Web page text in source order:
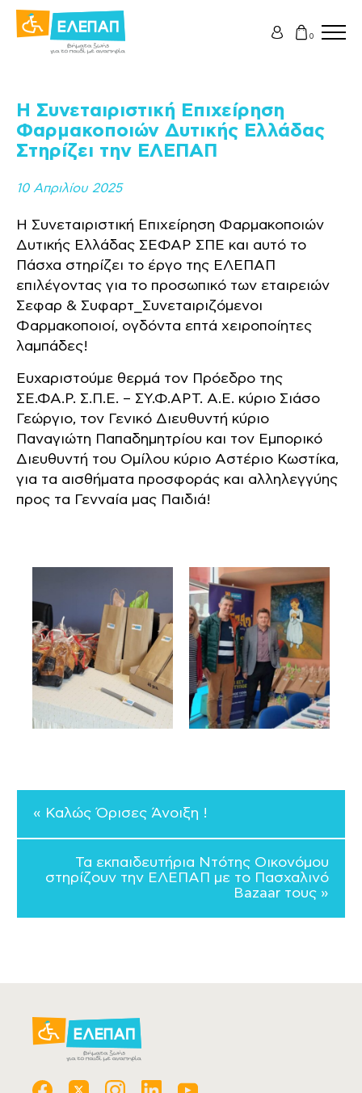
0
Η Συνεταιριστική Επιχείρηση
Φαρμακοποιών Δυτικής Ελλάδας
Στηρίζει την ΕΛΕΠΑΠ
10 Απριλίου 2025
Η Συνεταιριστική Επιχείρηση Φαρμακοποιών
Δυτικής Ελλάδας ΣΕΦΑΡ ΣΠΕ και αυτό το
Πάσχα στηρίζει το έργο της ΕΛΕΠΑΠ
επιλέγοντας για το προσωπικό των εταιρειών
Σεφαρ & Συφαρτ_Συνεταιριζόμενοι
Φαρμακοποιοί, ογδόντα επτά χειροποίητες
λαμπάδες!
Ευχαριστούμε θερμά τον Πρόεδρο της
ΣΕ.ΦΑ.Ρ. Σ.Π.Ε. – ΣΥ.Φ.ΑΡΤ. Α.Ε. κύριο Σιάσο
Γεώργιο, τον Γενικό Διευθυντή κύριο
Παναγιώτη Παπαδημητρίου και τον Εμπορικό
Διευθυντή του Ομίλου κύριο Αστέριο Κωστίκα,
για τα αισθήματα προσφοράς και αλληλεγγύης
προς τα Γενναία μας Παιδιά!
« Καλώς Όρισες Άνοιξη !
Τα εκπαιδευτήρια Ντότης Οικονόμου
στηρίζουν την ΕΛΕΠΑΠ με το Πασχαλινό
Bazaar τους »